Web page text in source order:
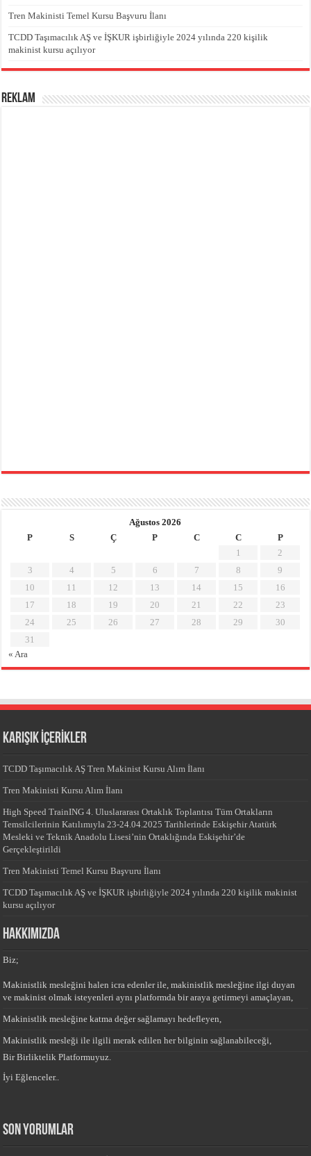
Tren Makinisti Temel Kursu Başvuru İlanı
TCDD Taşımacılık AŞ ve İŞKUR işbirliğiyle 2024 yılında 220 kişilik
makinist kursu açılıyor
REKLAM
Ağustos 2026
P
S Ç P C C
P
1
2
3
4 5 6 7 8
9
10
11 12 13 14 15
16
17
18 19 20 21 22
23
24
25 26 27 28 29
30
31
« Ara
KARIŞIK İÇERİKLER
TCDD Taşımacılık AŞ Tren Makinist Kursu Alım İlanı
Tren Makinisti Kursu Alım İlanı
High Speed TrainING 4. Uluslararası Ortaklık Toplantısı Tüm Ortakların
Temsilcilerinin Katılımıyla 23-24.04.2025 Tarihlerinde Eskişehir Atatürk
Mesleki ve Teknik Anadolu Lisesi’nin Ortaklığında Eskişehir’de
Gerçekleştirildi
Tren Makinisti Temel Kursu Başvuru İlanı
TCDD Taşımacılık AŞ ve İŞKUR işbirliğiyle 2024 yılında 220 kişilik makinist
kursu açılıyor
HAKKIMIZDA
Biz;
Makinistlik mesleğini halen icra edenler ile, makinistlik mesleğine ilgi duyan
ve makinist olmak isteyenleri aynı platformda bir araya getirmeyi amaçlayan,
Makinistlik mesleğine katma değer sağlamayı hedefleyen,
Makinistlik mesleği ile ilgili merak edilen her bilginin sağlanabileceği,
Bir Birliktelik Platformuyuz.
İyi Eğlenceler..
Son yorumlar